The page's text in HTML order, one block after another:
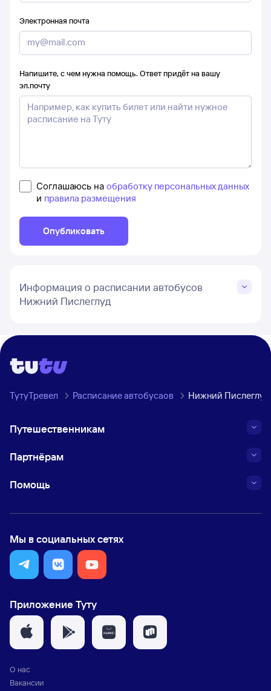
Электронная почта
Напишите, с чем нужна помощь. Ответ придёт на вашу
эл.почту
Соглашаюсь на обработку персональных данных
и правила размещения
Опубликовать
Информация о расписании автобусов
Нижний Пислеглуд
ТутуТревел Расписание автобусаов Нижний
Путешественникам
Партнёрам
Помощь
Мы в социальных сетях
Приложение Туту
О нас
Вакансии